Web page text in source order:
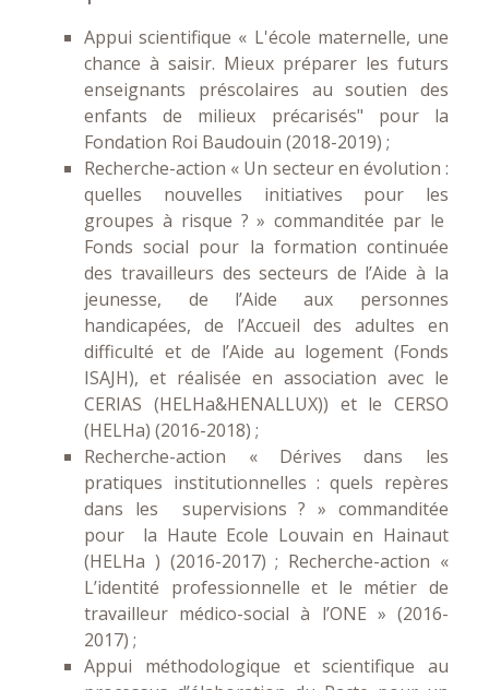
Appui scientifique « L'école maternelle, une
chance à saisir. Mieux préparer les futurs
enseignants préscolaires au soutien des
enfants de milieux précarisés" pour la
Fondation Roi Baudouin (2018-2019) ;
Recherche-action « Un secteur en évolution :
quelles nouvelles initiatives pour les
groupes à risque ? » commanditée par le
Fonds social pour la formation continuée
des travailleurs des secteurs de l’Aide à la
jeunesse, de l’Aide aux personnes
handicapées, de l’Accueil des adultes en
difficulté et de l’Aide au logement (Fonds
ISAJH), et réalisée en association avec le
CERIAS (HELHa&HENALLUX)) et le CERSO
(HELHa) (2016-2018) ;
Recherche-action « Dérives dans les
pratiques institutionnelles : quels repères
dans les supervisions ? » commanditée
pour la Haute Ecole Louvain en Hainaut
(HELHa ) (2016-2017) ; Recherche-action «
L’identité professionnelle et le métier de
travailleur médico-social à l’ONE » (2016-
2017) ;
Appui méthodologique et scientifique au